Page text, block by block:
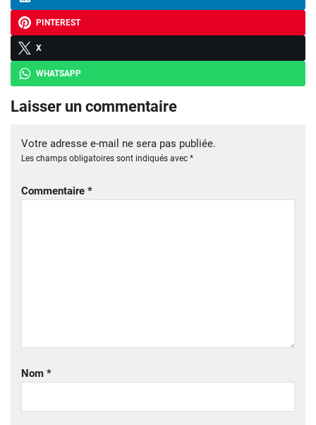
PINTEREST
X
WHATSAPP
Laisser un commentaire
Votre adresse e-mail ne sera pas publiée.
Les champs obligatoires sont indiqués avec *
Commentaire *
Nom *